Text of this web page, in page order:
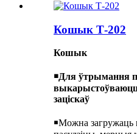
Кошык Т-202
Кошык
￭Для ўтрымання
заціскаў
￭Можна загружаць